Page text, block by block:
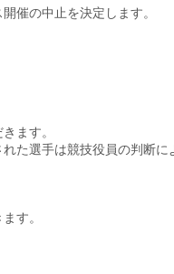
催の中止を決定します。
ます。
た選手は競技役員の判断
す。